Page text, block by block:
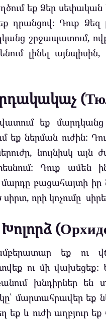
եք Ձեր սեփական
դրանցով։ Դուք Ձեզ
շրջապատում,
լինել այնպիսին,
եք մարդկանց
եք ներման ուժին:
նույնիսկ այն
Դուք ամեն
բացահայտի իր
սիրտ, որի կոչումը
Խոլորձ
եք ու
ու մի վախեցեք:
խնդիրներ են
մարտահրավեր եք
եք և ուժի աղբյուր